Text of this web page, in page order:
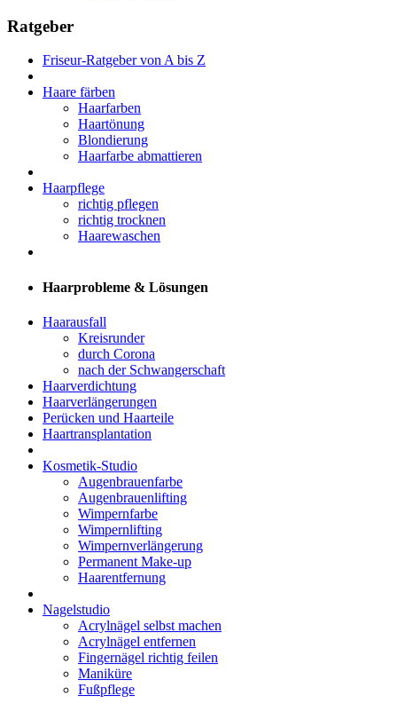
Ratgeber
Friseur-Ratgeber von A bis Z
Haare färben
Haarfarben
Haartönung
Blondierung
Haarfarbe abmattieren
Haarpflege
richtig pflegen
richtig trocknen
Haarewaschen
Haarprobleme & Lösungen
Haarausfall
Kreisrunder
durch Corona
nach der Schwangerschaft
Haarverdichtung
Haarverlängerungen
Perücken und Haarteile
Haartransplantation
Kosmetik-Studio
Augenbrauenfarbe
Augenbrauenlifting
Wimpernfarbe
Wimpernlifting
Wimpernverlängerung
Permanent Make-up
Haarentfernung
Nagelstudio
Acrylnägel selbst machen
Acrylnägel entfernen
Fingernägel richtig feilen
Maniküre
Fußpflege